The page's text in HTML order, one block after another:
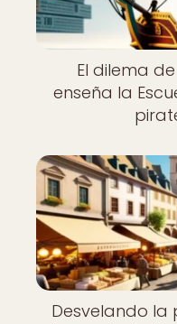
El dilema
enseña la
Desvelando la